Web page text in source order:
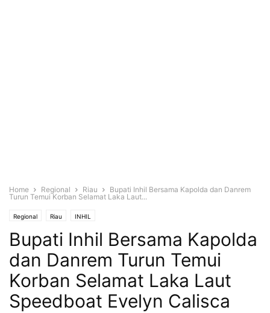
Home Regional Riau
Bupati Inhil Bersama Kapolda dan Danrem
Turun Temui Korban Selamat Laka Laut...
Regional Riau INHIL
Bupati Inhil Bersama Kapolda
dan Danrem Turun Temui
Korban Selamat Laka Laut
Speedboat Evelyn Calisca